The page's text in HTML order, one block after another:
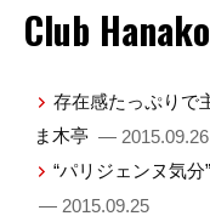
Club Hanako
存在感たっぷりで
ま木亭 — 2015.09.26
“パリジェンヌ気分
— 2015.09.25